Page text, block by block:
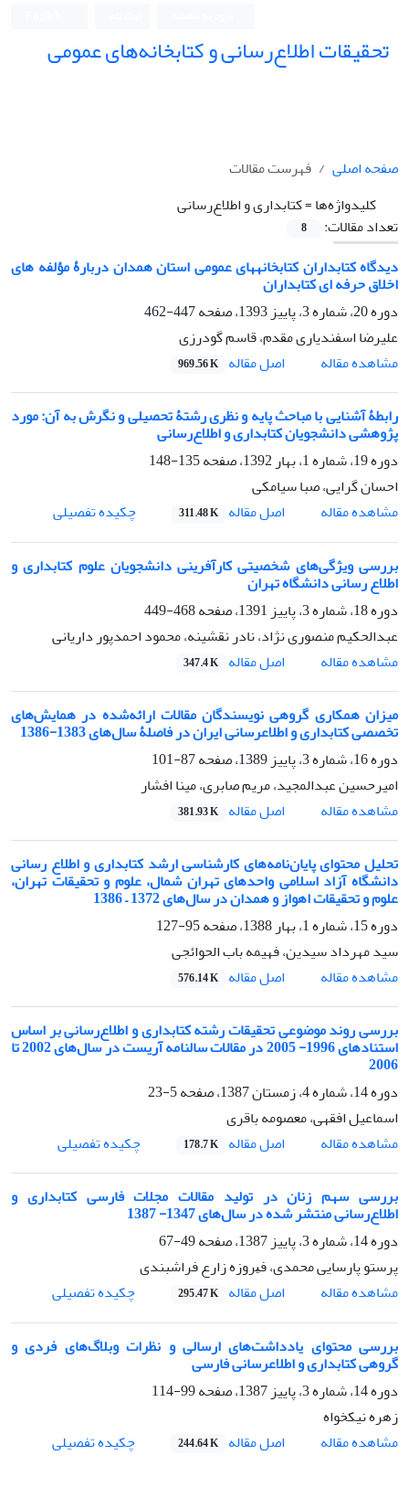
تحقیقات اطلاع‌رسانی و کتابخانه‌های عمومی
صفحه اصلی
فهرست مقالات
کلیدواژه‌ها =کتابداری و اطلاع‌رسانی
تعداد مقالات:
8
دیدگاه کتابداران کتابخانههای عمومی استان همدان دربارۀ مؤلفه های
اخلاق حرفه ای کتابداران
دوره 20، شماره 3، پاییز 1393، صفحه
447-462
علیرضا اسفندیاری مقدم، قاسم گودرزی
مشاهده مقاله
اصل مقاله 969.56 K
رابطۀ آشنایی با مباحث پایه و نظری رشتۀ تحصیلی و نگرش به آن: مورد
پژوهشی دانشجویان کتابداری و اطلاع‌رسانی
دوره 19، شماره 1، بهار 1392، صفحه
135-148
احسان گرایی، صبا سیامکی
مشاهده مقاله
اصل مقاله 311.48 K
چکیده تفصیلی
بررسی ویژگی‌های شخصیتی کارآفرینی دانشجویان علوم کتابداری و
اطلاع ‌رسانی دانشگاه تهران
دوره 18، شماره 3، پاییز 1391، صفحه
468-449
عبدالحکیم منصوری‌ نژاد، نادر نقشینه، محمود احمدپور داریانی
مشاهده مقاله
اصل مقاله 347.4 K
میزان همکاری گروهی نویسندگان مقالات ارائه‌شده در همایش‌های
تخصصی کتابداری و اطلاع‎رسانی ایران در فاصلۀ سال‌های 1383-1386
دوره 16، شماره 3، پاییز 1389، صفحه
87-101
امیرحسین عبدالمجید، مریم صابری، مینا افشار
مشاهده مقاله
اصل مقاله 381.93 K
تحلیل محتوای پایان‌نامه‌های کارشناسی ارشد کتابداری و اطلاع رسانی
دانشگاه آزاد اسلامی ‌واحدهای تهران شمال، علوم و تحقیقات تهران،
علوم و تحقیقات اهواز و همدان در سال‌های 1372 – 1386
دوره 15، شماره 1، بهار 1388، صفحه
95-127
سید مهرداد سیدین، فهیمه باب الحوائجی
مشاهده مقاله
اصل مقاله 576.14 K
بررسی روند موضوعی تحقیقات رشته کتابداری و اطلاع‌رسانی بر اساس
استنادهای 1996- 2005 در مقالات سالنامه آریست در سال‌های 2002 تا
2006
دوره 14، شماره 4، زمستان 1387، صفحه
5-23
اسماعیل افقهی، معصومه باقری
مشاهده مقاله
اصل مقاله 178.7 K
چکیده تفصیلی
بررسی سهم زنان در تولید مقالات مجلات فارسی کتابداری و
اطلاع‌رسانی منتشر شده در سال‌های 1347- 1387
دوره 14، شماره 3، پاییز 1387، صفحه
49-67
پرستو پارسایی محمدی، ﻓﻴﺮوزه زارع ﻓﺮاﺷﺒﻨﺪی
مشاهده مقاله
اصل مقاله 295.47 K
چکیده تفصیلی
بررسی محتوای یادداشت‌های ارسالی و نظرات وبلاگ‌های فردی و
گروهی کتابداری و اطلاع‎رسانی فارسی
دوره 14، شماره 3، پاییز 1387، صفحه
99-114
زهره نیکخواه
مشاهده مقاله
اصل مقاله 244.64 K چکیده تفصیلی